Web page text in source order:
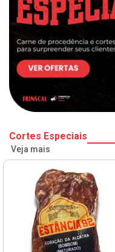
Cortes Especiais
Veja mais